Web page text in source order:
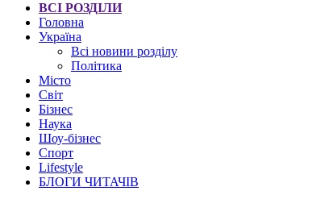
ВСІ РОЗДІЛИ
Головна
Україна
Всі новини розділу
Політика
Місто
Світ
Бізнес
Наука
Шоу-бізнес
Спорт
Lifestyle
БЛОГИ ЧИТАЧІВ